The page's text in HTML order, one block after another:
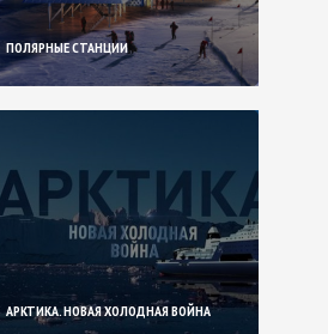
ПОЛЯРНЫЕ СТАНЦИИ
АРКТИКА. НОВАЯ ХОЛОДНАЯ ВОЙНА